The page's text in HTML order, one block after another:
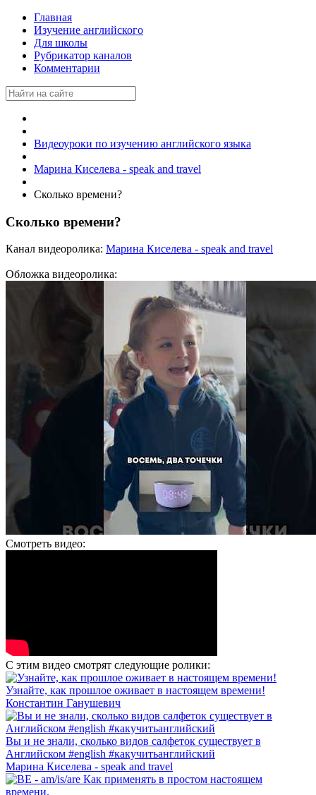
Главная
Изучение английского
Для школы
Рубрикатор каналов
Комментарии
Видеоуроки по изучению английского языка
Марина Киселева - speak and travel
Сколько времени?
Сколько времени?
Канал видеоролика: Марина Киселева - speak and travel
Обложка видеоролика:
Смотреть видео:
С этим видео смотрят следующие ролики:
Узнайте, как прошлое оживает в настоящем времени!
Константин Ганушевич
Вы и не знали, сколько видов салфеток существует в
Английском #english #какучитьанглийский
Марина Киселева - speak and travel